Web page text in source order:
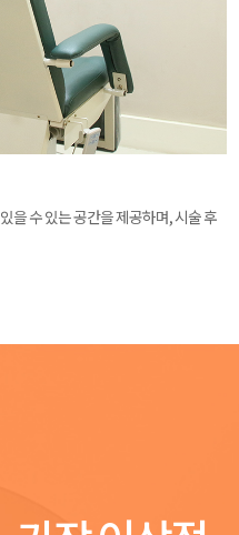
을 수 있는 공간을 제공하며, 시술 후